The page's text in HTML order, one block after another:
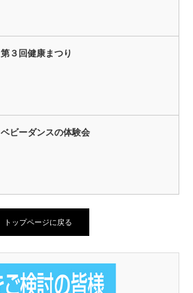
第３回健康まつり
ベビーダンスの体験会
トップページに戻る